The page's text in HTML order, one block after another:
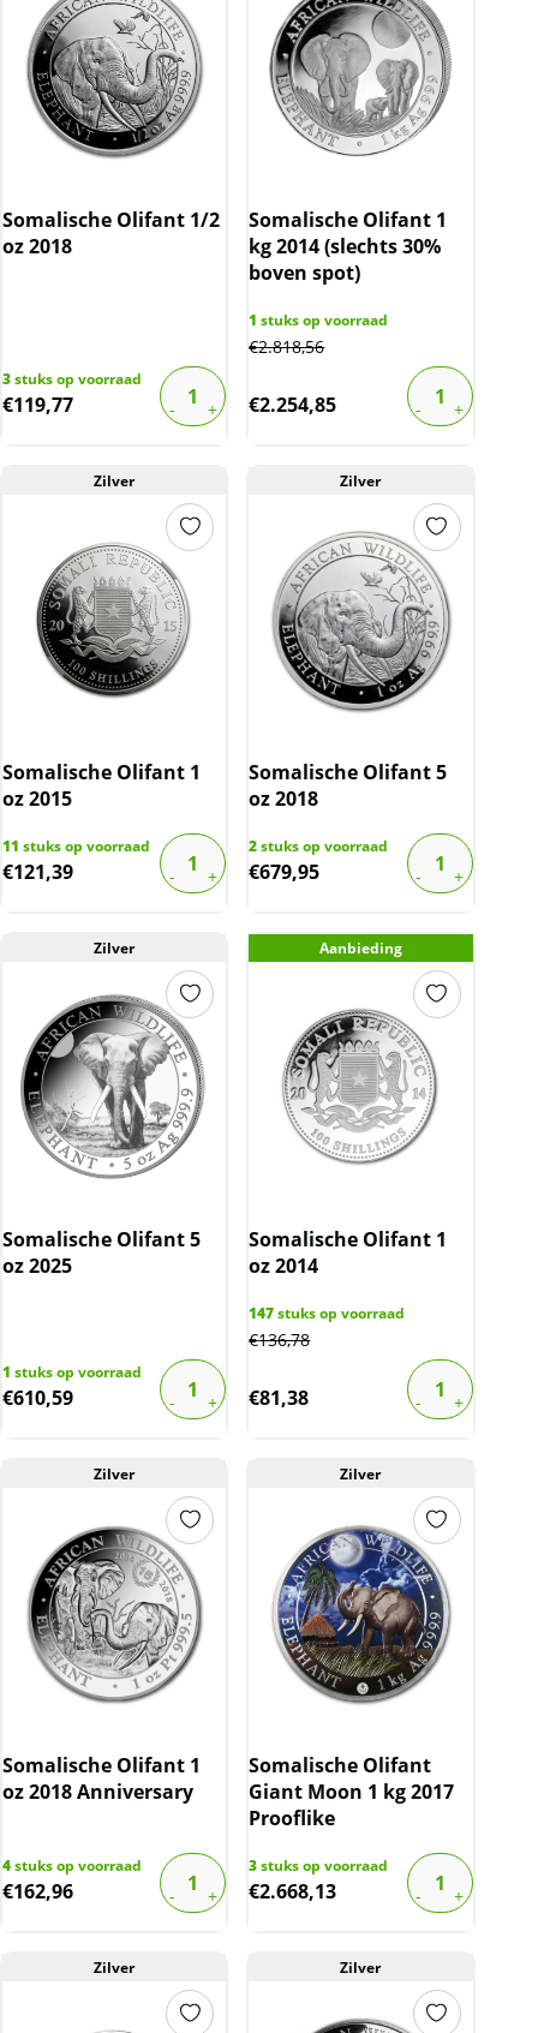
Somalische Olifant 1/2
oz 2018
3stuks op voorraad
€119,77
Somalische Olifant 1
kg 2014 (slechts 30%
boven spot)
1 stuks op voorraad
€2.818,56
€2.254,85
Zilver
Somalische Olifant 1
oz 2015
11 stuks op voorraad
€121,39
Zilver
Somalische Olifant 5
oz 2018
2stuks op voorraad
€679,95
Zilver
Somalische Olifant 5
oz 2025
1 stuks op voorraad
€610,59
Aanbieding
Somalische Olifant 1
oz 2014
147stuks op voorraad
€136,78
€81,38
Zilver
Somalische Olifant 1
oz 2018 Anniversary
4stuks op voorraad
€162,96
Zilver
Somalische Olifant
Giant Moon 1 kg 2017
Prooflike
3stuks op voorraad
€2.668,13
Zilver Zilver